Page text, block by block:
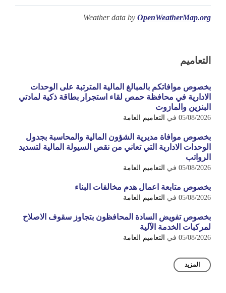
Weather data by OpenWeatherMap.org
التعاميم
بخصوص موافاتكم بالمبالغ المالية المترتبة على الوحدات
الادارية في محافظة حمص لقاء استجرار بطاقة ذكية لمادتي
البنزين والمازوت
05/08/2026 في التعاميم العامة
بخصوص موافاة مديرية الشؤون المالية والمحاسبة بجدول
الوحدات الادارية التي تعاني من نقص السيولة المالية لتسديد
الرواتب
05/08/2026 في التعاميم العامة
بخصوص متابعة اعمال هدم مخالفات البناء
05/08/2026 في التعاميم العامة
بخصوص تفويض السادة المحافظون بتجاوز سقوف الاصلاح
لمركبات الخدمة الآلية
05/08/2026 في التعاميم العامة
المزيد